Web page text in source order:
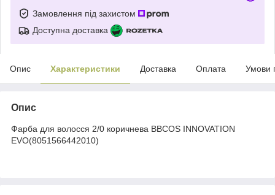
Замовлення під захистом
Доступна доставка
Опис Характеристики Доставка Оплата Умови
Опис
Фарба для волосся 2/0 коричнева BBCOS INNOVATION
EVO(8051566442010)